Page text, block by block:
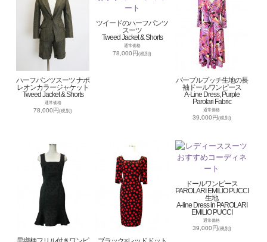
ハーフパンツスーツ ナポ
レオンカラージャケット
Tweed Jacket & Shorts
通常価格
78,000円(税別)
ツイードのハーフパンツ
スーツ
Tweed Jacket & Shorts
通常価格
78,000円(税別)
パープルプッチ生地の長
袖ドールワンピース
A-Line Dress, Purple
Parolari Fabric
通常価格
39,000円(税別)
ドールワンピース
PAROLARI EMILIO PUCCI
生地
A-line Dress in PAROLARI
EMILIO PUCCI
通常価格
39,000円(税別)